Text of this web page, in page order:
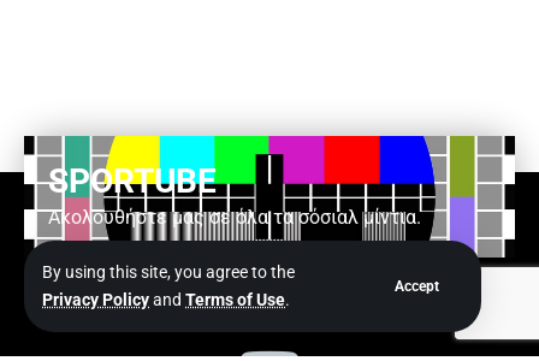
By using this site, you agree to the
Privacy Policyand Terms of Use.
Accept
SPORTUBE
Ακολουθήστε μας σε όλα τα σόσιαλ μίντια.